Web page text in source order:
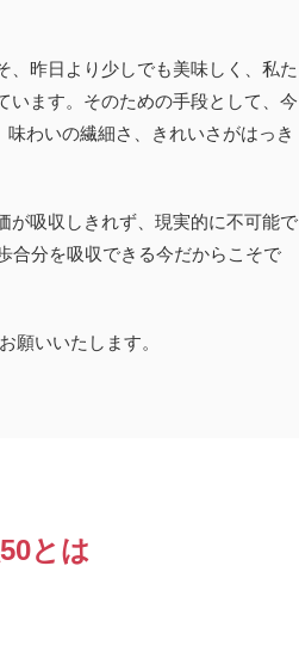
、昨日より少しでも美味しく、私た
います。そのための手段として、今
わいの繊細さ、きれいさがはっき
が吸収しきれず、現実的に不可能で
合分を吸収できる今だからこそで
願いいたします。
とは